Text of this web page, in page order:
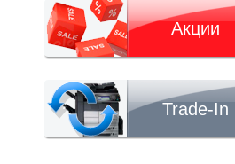
Акции
Trade-In